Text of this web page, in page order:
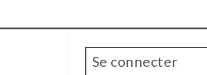
Se connecter